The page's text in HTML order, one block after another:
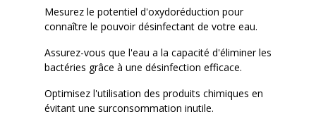
Mesurez le potentiel d'oxydoréduction pour
connaître le pouvoir désinfectant de votre eau.
Assurez-vous que l'eau a la capacité d'éliminer les
bactéries grâce à une désinfection efficace.
Optimisez l'utilisation des produits chimiques en
évitant une surconsommation inutile.